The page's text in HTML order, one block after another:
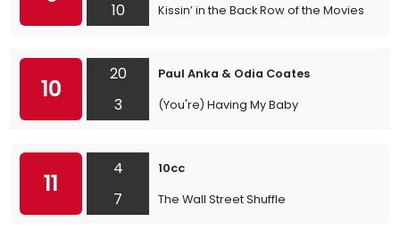
10
Kissin’ in the Back Row of the Movies
10
20
3
Paul Anka & Odia Coates
(You're) Having My Baby
11
4
7
10cc
The Wall Street Shuffle